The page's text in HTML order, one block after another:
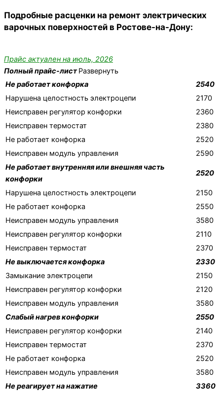
Подробные расценки на ремонт электрических
варочных поверхностей в Ростове-на-Дону:
Прайс актуален на июль, 2026
Полный прайс-листРазвернуть
Не работает конфорка
2540
Нарушена целостность электроцепи
2170
Неисправен регулятор конфорки
2360
Неисправен термостат
2380
Не работает конфорка
2520
Неисправен модуль управления
2590
Не работает внутренняя или внешняя часть
конфорки
2520
Нарушена целостность электроцепи
2150
Не работает конфорка
2550
Неисправен модуль управления
3580
Неисправен регулятор конфорки
2110
Неисправен термостат
2370
Не выключается конфорка
2330
Замыкание электроцепи
2150
Неисправен регулятор конфорки
2120
Неисправен модуль управления
3580
Слабый нагрев конфорки
2550
Неисправен регулятор конфорки
2140
Неисправен термостат
2370
Не работает конфорка
2520
Неисправен модуль управления
3580
Не реагирует на нажатие
3360